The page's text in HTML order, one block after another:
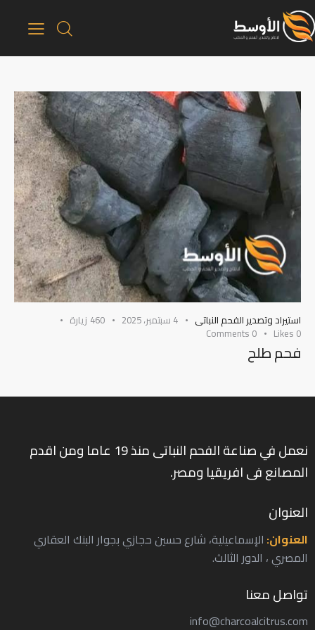
استيراد وتصدير الفحم النباتى 4 سبتمبر، 2025 460 زيارة
0
Likes
0
Comments
فحم طلح
نعمل في صناعة الفحم النباتى منذ 19 عاما ومن اقدم
المصانع فى افريقيا ومصر.
العنوان
العنوان: الإسماعيلية، شارع حسين حجازي بجوار البنك العقاري
المصري ، الدور الثالث.
تواصل معنا
info@charcoalcitrus.com